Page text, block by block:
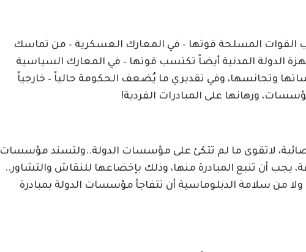
القوات المسلحة قوتها – في المعارك العسكرية – من تماسك
الدولة المدنية أيضاً تكتسب قوتها – في المعارك السياسية
وتجانسها، وفي تقديري ما يُضعف الحكومة حالياً – خارجياً
ورهانها على المبادرات الفردية!
صائبة، لاتقوى ما لم تتكئ على مؤسسات الدولة..ولتسند مؤسسات
يجب أن تنبع المبادرة منها، وذلك بإخضاعها للنقاش والتشاور..
من سلامة الدبلوماسية أن تتفاجأ مؤسسات الدولة بمبادرة